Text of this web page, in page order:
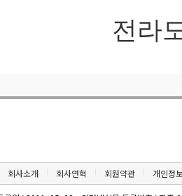
전라
회사소개 회사연혁 회원약관 개인정